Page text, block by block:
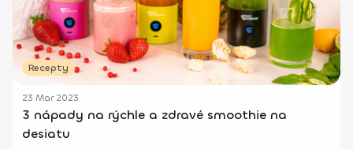
Recepty
23 Mar 2023
3 nápady na rýchle a zdravé smoothie na
desiatu